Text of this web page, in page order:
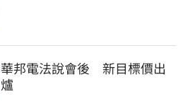
華邦電法說會後　新目標價出
爐